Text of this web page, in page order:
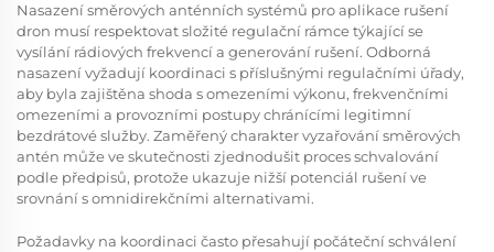
Nasazení směrových anténních systémů pro aplikace rušení
dron musí respektovat složité regulační rámce týkající se
vysílání rádiových frekvencí a generování rušení. Odborná
nasazení vyžadují koordinaci s příslušnými regulačními úřady,
aby byla zajištěna shoda s omezeními výkonu, frekvenčními
omezeními a provozními postupy chránícími legitimní
bezdrátové služby. Zaměřený charakter vyzařování směrových
antén může ve skutečnosti zjednodušit proces schvalování
podle předpisů, protože ukazuje nižší potenciál rušení ve
srovnání s omnidirekčními alternativami.
Požadavky na koordinaci často přesahují počáteční schválení